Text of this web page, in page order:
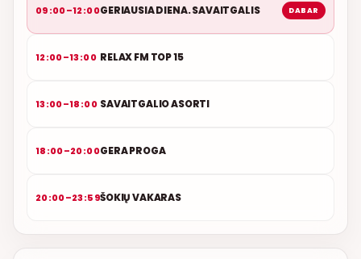
09:00–12:00GERIAUSIA DIENA. SAVAITGALIS DABAR
12:00–13:00 RELAX FM TOP 15
13:00–18:00 SAVAITGALIO ASORTI
18:00–20:00GERA PROGA
20:00–23:59ŠOKIŲ VAKARAS